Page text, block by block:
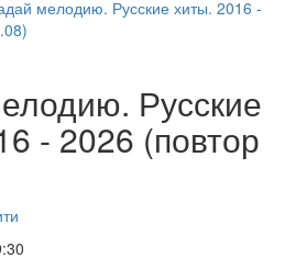
Русские
- 2026 (повтор